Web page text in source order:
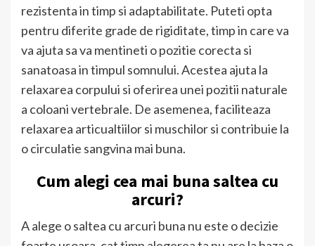
rezistenta in timp si adaptabilitate. Puteti opta
pentru diferite grade de rigiditate, timp in care va
va ajuta sa va mentineti o pozitie corecta si
sanatoasa in timpul somnului. Acestea ajuta la
relaxarea corpului si oferirea unei pozitii naturale
a coloani vertebrale. De asemenea, faciliteaza
relaxarea articualtiilor si muschilor si contribuie la
o circulatie sangvina mai buna.
Cum alegi cea mai buna saltea cu
arcuri?
A alege o saltea cu arcuri buna nu este o decizie